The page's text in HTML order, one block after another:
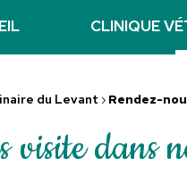
CLINIQUE
du Levant › Rendez-
visite dans